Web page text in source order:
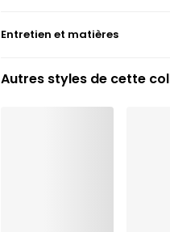
Entretien et matières
Lavage professionnel
Séchage à la machine
Autres styles de cette